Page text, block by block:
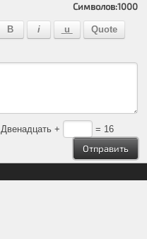
Символов:1000
Двенадцать + = 16